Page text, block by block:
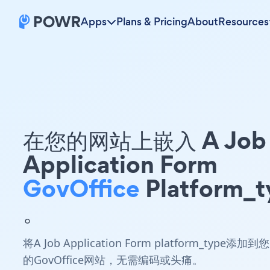
Apps Plans & PricingAboutResources
在您的网站上嵌入 A Job
Application Form
GovOffice
。
将A Job Application Form platform_type添加到您
的GovOffice网站，无需编码或头痛。